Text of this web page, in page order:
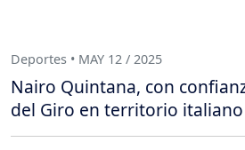
Deportes • MAY 12 / 2025
Nairo Quintana, con
del Giro en territorio italiano